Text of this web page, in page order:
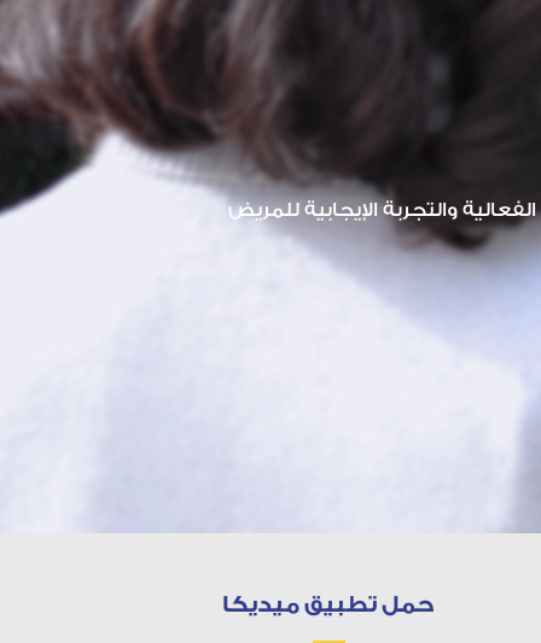
والتجربة الإيجابية للمريض
حمل تطبيق ميديكا